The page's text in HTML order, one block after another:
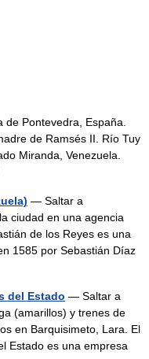
Pontevedra, España.
de Ramsés II. Río Tuy
Miranda, Venezuela.
— Saltar a
ciudad en una agencia
de los Reyes es una
1585 por Sebastián Díaz
del Estado — Saltar a
(amarillos) y trenes de
en Barquisimeto, Lara. El
Estado es una empresa